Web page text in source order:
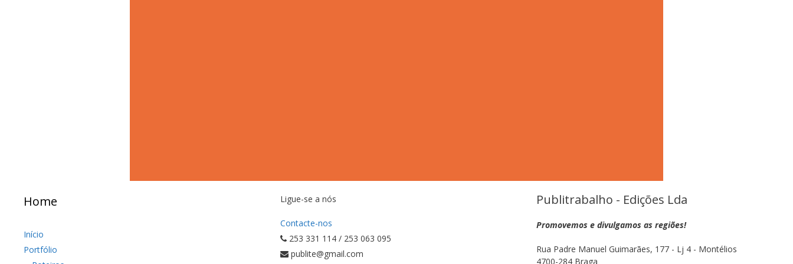
Home
Início
Portfólio
Ligue-se a nós
Contacte-nos
253 331 114 / 253 063 095
publite@gmail.com
Publitrabalho - Edições Lda
Promovemos e divulgamos as regiões!
Rua Padre Manuel Guimarães, 177 - Lj 4 - Montélios
4700-284 Braga